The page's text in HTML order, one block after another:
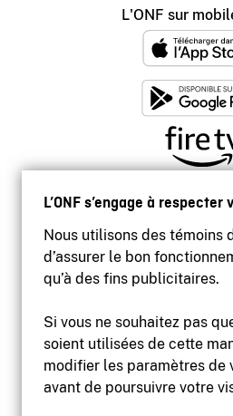
L’ONF s’engage à
Nous utilisons des témoins
d’assurer le bon
qu’à des fins publicitaires.
Si vous ne souhaitez pas
soient utilisées de cette
modifier les paramètres de
avant de poursuivre votre
L'ONF sur
Site